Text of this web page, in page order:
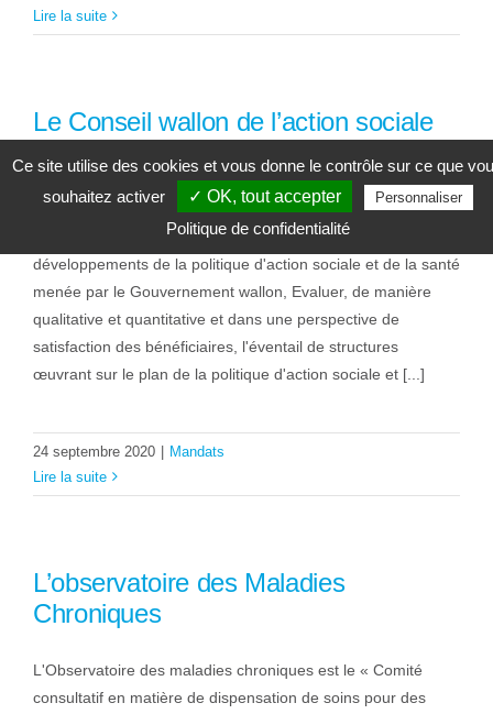
Lire la suite
Le Conseil wallon de l’action sociale
et de la santé
Le Conseil wallon de l'action sociale et de la santé a pour
missions: De suivre et de confronter l'état actuel et les
développements de la politique d'action sociale et de la santé
menée par le Gouvernement wallon, Evaluer, de manière
qualitative et quantitative et dans une perspective de
satisfaction des bénéficiaires, l'éventail de structures
œuvrant sur le plan de la politique d'action sociale et [...]
24 septembre 2020
Mandats
Lire la suite
L’observatoire des Maladies
Chroniques
L'Observatoire des maladies chroniques est le « Comité
consultatif en matière de dispensation de soins pour des
Ce site utilise des cookies et vous donne le contrôle sur ce que
souhaitez activer
✓ OK, tout accepter Personnaliser
Politique de confidentialité